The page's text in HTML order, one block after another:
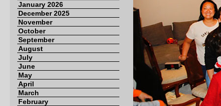
January 2026
December 2025
November
October
September
August
July
June
May
April
March
February